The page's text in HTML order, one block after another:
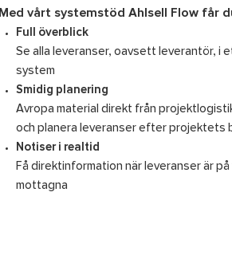
Med vårt systemstöd Ahlsell Flow får
Full överblick
Se alla leveranser, oavsett leverantör, i
system
Smidig planering
Avropa material direkt från
och planera leveranser efter projektets
Notiser i realtid
Få direktinformation när leveranser är på
mottagna